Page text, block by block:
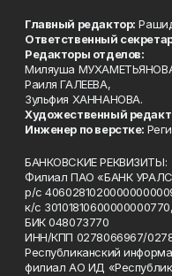
Главный редактор:
Ответственный
Редакторы отделов:
Миляуша
Раиля ГАЛЕЕВА,
Зульфия ХАННАНОВА.
Художественный
Инженер по верстке:
БАНКОВСКИЕ РЕКВИЗИТЫ:
Филиал ПАО «БАНК
р/с
к/с 30101810600000000770,
БИК 048073770
ИНН/КПП 0278066967/
Республиканский
филиал АО ИД